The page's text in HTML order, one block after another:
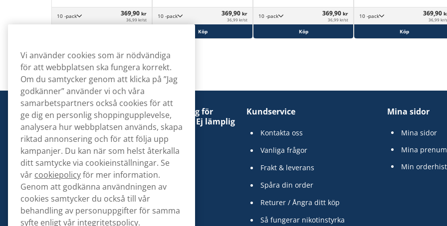
10 -pack 369,90 kr
36,99 kr/st
10 -pack 369,90 kr
36,99 kr/st
Köp
10 -pack 369,90 kr
36,99 kr/st
Köp
10 -pack 369,90
36,99 kr/
Köp
Denna tobaksprodukt kan vara skadlig för
hälsan och är beroendeframkallande. Ej lämplig
för personer under 18 år.
Kontakta oss
hej@snusbolaget.se
08 517 910 94
Kundservice
Kontakta oss
Vanliga frågor
Frakt & leverans
Spåra din order
Returer / Ångra ditt köp
Så fungerar nikotinstyrka
Mina sidor
Mina sidor
Mina
Min
Vi använder cookies som är nödvändiga
för att webbplatsen ska fungera korrekt.
Om du samtycker genom att klicka på ”Jag
godkänner” använder vi och våra
samarbetspartners också cookies för att
ge dig en personlig shoppingupplevelse,
analysera hur webbplatsen används, skapa
riktad annonsering och för att följa upp
kampanjer. Du kan när som helst återkalla
ditt samtycke via cookieinställningar. Se
vår cookiepolicyför mer information.
Genom att godkänna användningen av
cookies samtycker du också till vår
behandling av personuppgifter för samma
syfte enligt vår integritetspolicy.